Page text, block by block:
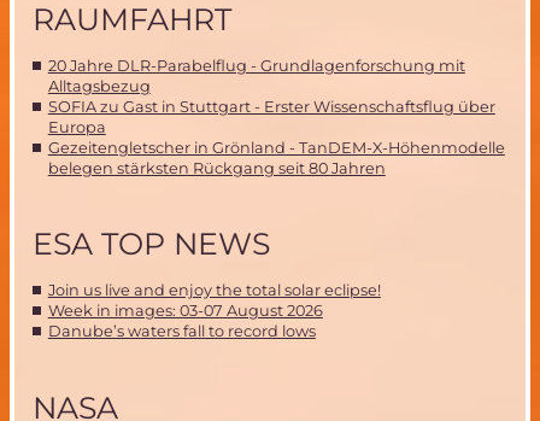
RAUMFAHRT
20 Jahre DLR-Parabelflug - Grundlagenforschung mit
Alltagsbezug
SOFIA zu Gast in Stuttgart - Erster Wissenschaftsflug über
Europa
Gezeitengletscher in Grönland - TanDEM-X-Höhenmodelle
belegen stärksten Rückgang seit 80 Jahren
ESA TOP NEWS
Join us live and enjoy the total solar eclipse!
Week in images: 03-07 August 2026
Danube’s waters fall to record lows
NASA